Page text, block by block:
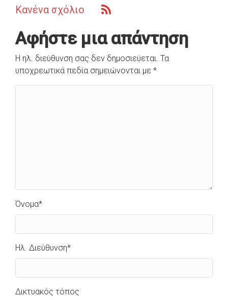
Κανένα σχόλιο
Αφήστε μια απάντηση
Η ηλ. διεύθυνση σας δεν δημοσιεύεται. Τα
υποχρεωτικά πεδία σημειώνονται με *
Όνομα*
Ηλ. Διεύθυνση*
Δικτυακός τόπος